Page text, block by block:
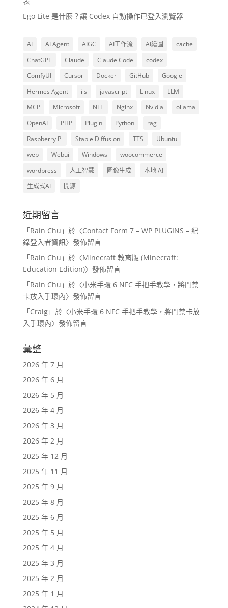
Ego Lite 是什麼？讓 Codex 自動操作已登入瀏覽器
AI AI Agent AIGC AI工作流 AI繪圖
cache
ChatGPT
Claude Claude Code
codex
ComfyUI
Cursor Docker GitHub
Google
Hermes Agent
iis javascript Linux
LLM
MCP
Microsoft NFT Nginx Nvidia
ollama
OpenAI
PHP Plugin Python
rag
Raspberry Pi
Stable Diffusion TTS
Ubuntu
web
Webui Windows
woocommerce
wordpress
人工智慧 圖像生成
本地 AI
生成式AI
開源
近期留言
「Rain Chu 」於〈Contact Form 7 – WP PLUGINS – 紀
錄登入者資訊〉發佈留言
「Rain Chu 」於〈Minecraft 教育版 (Minecraft:
Education Edition)〉發佈留言
「Rain Chu 」於〈小米手環 6 NFC 手把手教學，將門禁
卡放入手環內〉發佈留言
「Craig」於〈小米手環 6 NFC 手把手教學，將門禁卡放
入手環內〉發佈留言
彙整
2026 年 7 月
2026 年 6 月
2026 年 5 月
2026 年 4 月
2026 年 3 月
2026 年 2 月
2025 年 12 月
2025 年 11 月
2025 年 9 月
2025 年 8 月
2025 年 6 月
2025 年 5 月
2025 年 4 月
2025 年 3 月
2025 年 2 月
2025 年 1 月